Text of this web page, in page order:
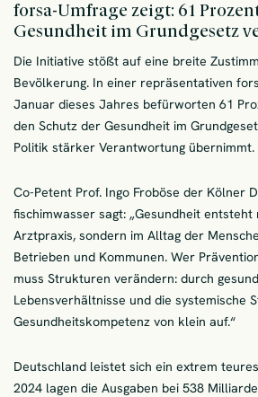
forsa-Umfrage zeigt: 61
Gesundheit im Grundgesetz
Die Initiative stößt auf eine breite
Bevölkerung. In einer repräsentativen
Januar dieses Jahres befürworten 61
den Schutz der Gesundheit im
Politik stärker Verantwortung übernimmt.
Co-Petent Prof. Ingo Froböse der Kölner
fischimwasser sagt: „Gesundheit
Arztpraxis, sondern im Alltag der
Betrieben und Kommunen. Wer
muss Strukturen verändern: durch
Lebensverhältnisse und die systemische
Gesundheitskompetenz von klein auf.“
Deutschland leistet sich ein extrem
2024 lagen die Ausgaben bei 538